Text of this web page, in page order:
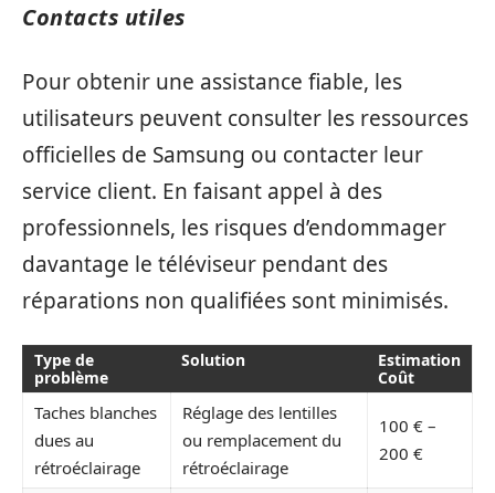
Contacts utiles
Pour obtenir une assistance fiable, les
utilisateurs peuvent consulter les ressources
officielles de Samsung ou contacter leur
service client. En faisant appel à des
professionnels, les risques d’endommager
davantage le téléviseur pendant des
réparations non qualifiées sont minimisés.
Type de
problème
Solution
Estimation
Coût
Taches blanches
dues au
rétroéclairage
Réglage des lentilles
ou remplacement du
rétroéclairage
100 € –
200 €